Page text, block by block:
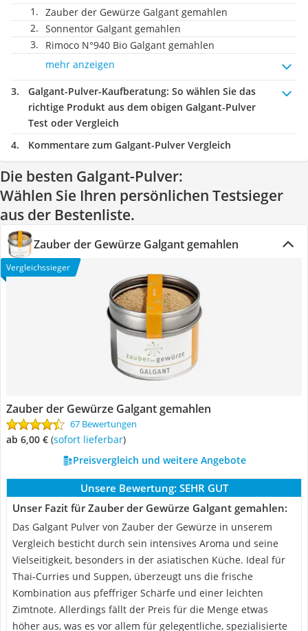
Zauber der Gewürze Galgant gemahlen
Sonnentor Galgant gemahlen
Rimoco N°940 Bio Galgant gemahlen
mehr anzeigen
Galgant-Pulver-Kaufberatung: So wählen Sie das
richtige Produkt aus dem obigen Galgant-Pulver
Test oder Vergleich
Kommentare zum Galgant-Pulver Vergleich
Die besten Galgant-Pulver:
Wählen Sie Ihren persönlichen Testsieger
aus der Bestenliste.
Zauber der Gewürze Galgant gemahlen
Vergleichssieger
Zauber der Gewürze Galgant gemahlen
67 Bewertungen
ab 6,00 € ( Sofort lieferbar)
Preisvergleich und weitere Angebote
Unsere Bewertung: SEHR GUT
Unser Fazit für Zauber der Gewürze Galgant gemahlen:
Das Galgant Pulver von Zauber der Gewürze in unserem
Vergleich besticht durch sein intensives Aroma und seine
Vielseitigkeit, besonders in der asiatischen Küche. Ideal für
Thai-Curries und Suppen, überzeugt uns die frische
Kombination aus pfeffriger Schärfe und einer leichten
Zimtnote. Allerdings fällt der Preis für die Menge etwas
höher aus, was es vor allem für gelegentliche, spezialisierte